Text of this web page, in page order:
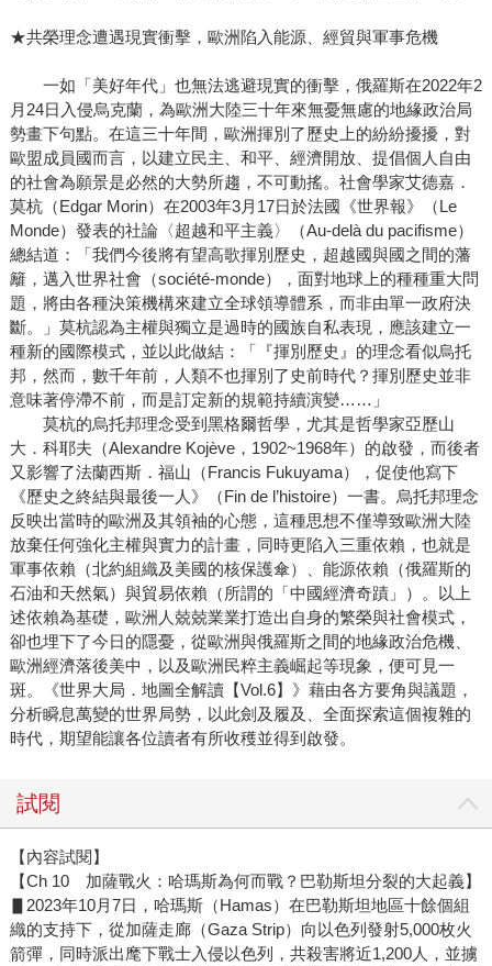
★共榮理念遭遇現實衝擊，歐洲陷入能源、經貿與軍事危機
一如「美好年代」也無法逃避現實的衝擊，俄羅斯在2022年2
月24日入侵烏克蘭，為歐洲大陸三十年來無憂無慮的地緣政治局
勢畫下句點。在這三十年間，歐洲揮別了歷史上的紛紛擾擾，對
歐盟成員國而言，以建立民主、和平、經濟開放、提倡個人自由
的社會為願景是必然的大勢所趨，不可動搖。社會學家艾德嘉．
莫杭（Edgar Morin）在2003年3月17日於法國《世界報》（Le
Monde）發表的社論〈超越和平主義〉（Au-delà du pacifisme）
總結道：「我們今後將有望高歌揮別歷史，超越國與國之間的藩
籬，邁入世界社會（société-monde），面對地球上的種種重大問
題，將由各種決策機構來建立全球領導體系，而非由單一政府決
斷。」莫杭認為主權與獨立是過時的國族自私表現，應該建立一
種新的國際模式，並以此做結：「『揮別歷史』的理念看似烏托
邦，然而，數千年前，人類不也揮別了史前時代？揮別歷史並非
意味著停滯不前，而是訂定新的規範持續演變……」
莫杭的烏托邦理念受到黑格爾哲學，尤其是哲學家亞歷山
大．科耶夫（Alexandre Kojève，1902~1968年）的啟發，而後者
又影響了法蘭西斯．福山（Francis Fukuyama），促使他寫下
《歷史之終結與最後一人》（Fin de l’histoire）一書。烏托邦理念
反映出當時的歐洲及其領袖的心態，這種思想不僅導致歐洲大陸
放棄任何強化主權與實力的計畫，同時更陷入三重依賴，也就是
軍事依賴（北約組織及美國的核保護傘）、能源依賴（俄羅斯的
石油和天然氣）與貿易依賴（所謂的「中國經濟奇蹟」）。以上
述依賴為基礎，歐洲人兢兢業業打造出自身的繁榮與社會模式，
卻也埋下了今日的隱憂，從歐洲與俄羅斯之間的地緣政治危機、
歐洲經濟落後美中，以及歐洲民粹主義崛起等現象，便可見一
斑。《世界大局．地圖全解讀【Vol.6】》藉由各方要角與議題，
分析瞬息萬變的世界局勢，以此劍及履及、全面探索這個複雜的
時代，期望能讓各位讀者有所收穫並得到啟發。
試閱
【內容試閱】
【Ch 10 加薩戰火：哈瑪斯為何而戰？巴勒斯坦分裂的大起義】
▋2023年10月7日，哈瑪斯（Hamas）在巴勒斯坦地區十餘個組
織的支持下，從加薩走廊（Gaza Strip）向以色列發射5,000枚火
箭彈，同時派出麾下戰士入侵以色列，共殺害將近1,200人，並擄